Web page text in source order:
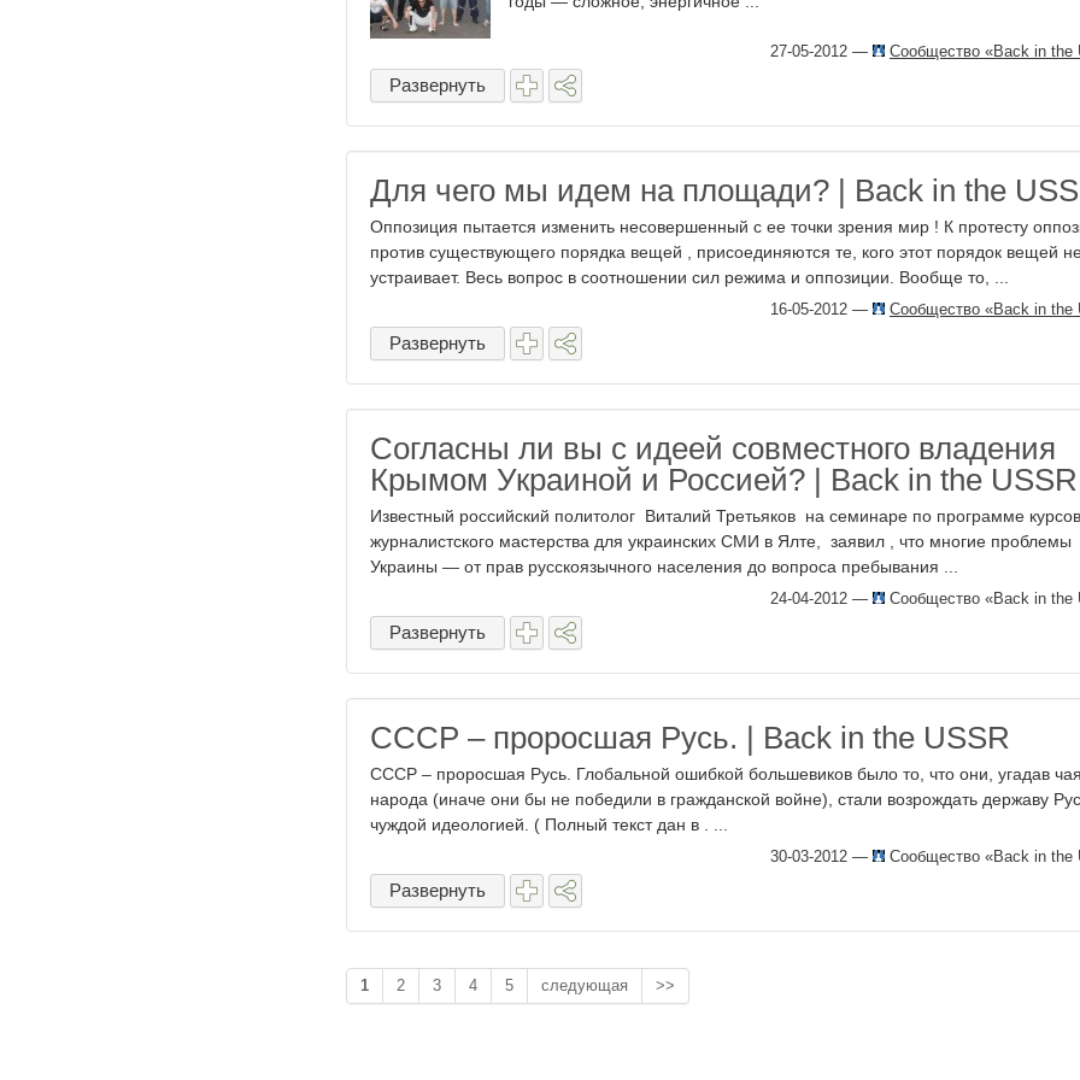
27-05-2012 — Сообщество «Back in the
Развернуть
Для чего мы идем на площади? | Back in the
Оппозиция пытается изменить несовершенный с ее точки зрения мир ! К протесту
против существующего порядка вещей , присоединяются те, кого этот порядок вещей
устраивает. Весь вопрос в соотношении сил режима и оппозиции. Вообще то, ...
16-05-2012 — Сообщество «Back in the
Развернуть
Согласны ли вы с идеей совместного владения
Крымом Украиной и Россией? | Back in the USSR
Известный российский политолог Виталий Третьяков на семинаре по программе курсов
журналистского мастерства для украинских СМИ в Ялте, заявил , что многие проблемы
Украины — от прав русскоязычного населения до вопроса пребывания ...
24-04-2012 — Сообщество «Back in the
Развернуть
СССР – проросшая Русь. | Back in the USSR
СССР – проросшая Русь. Глобальной ошибкой большевиков было то, что они, угадав
народа (иначе они бы не победили в гражданской войне), стали возрождать державу
чуждой идеологией. ( Полный текст дан в . ...
30-03-2012 — Сообщество «Back in the
Развернуть
1 2 3 4 5 следующая >>